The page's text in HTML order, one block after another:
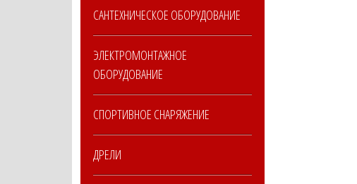
САНТЕХНИЧЕСКОЕ ОБОРУДОВАНИЕ
ЭЛЕКТРОМОНТАЖНОЕ
ОБОРУДОВАНИЕ
СПОРТИВНОЕ СНАРЯЖЕНИЕ
ДРЕЛИ